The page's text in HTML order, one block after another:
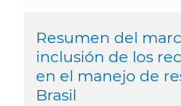
Resumen del
inclusión de los
en el manejo de
Brasil